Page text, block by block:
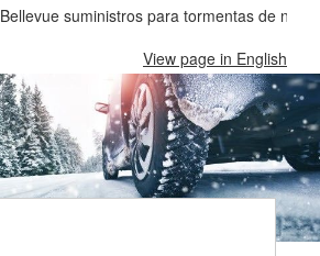
Bellevue suministros para tormentas de
View page in English